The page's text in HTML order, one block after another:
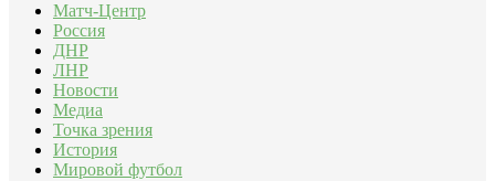
Матч-Центр
Россия
ДНР
ЛНР
Новости
Медиа
Точка зрения
История
Мировой футбол